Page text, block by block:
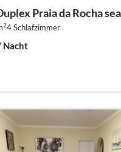
Praia da Rocha
24Schlafzimmer
Nacht